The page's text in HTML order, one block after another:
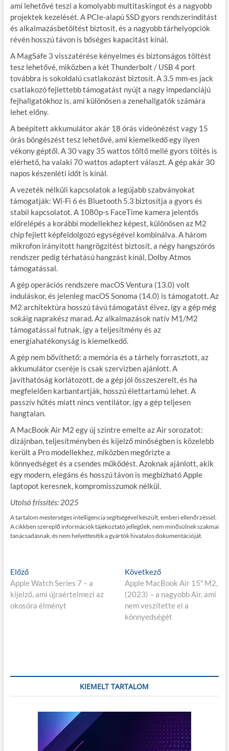
ami lehetővé teszi a komolyabb multitaskingot és a nagyobb
projektek kezelését. A PCIe-alapú SSD gyors rendszerindítást
és alkalmazásbetöltést biztosít, és a nagyobb tárhelyopciók
révén hosszú távon is bőséges kapacitást kínál.
A MagSafe 3 visszatérése kényelmes és biztonságos töltést
tesz lehetővé, miközben a két Thunderbolt / USB 4 port
továbbra is sokoldalú csatlakozást biztosít. A 3.5 mm-es jack
csatlakozó fejlettebb támogatást nyújt a nagy impedanciájú
fejhallgatókhoz is, ami különösen a zenehallgatók számára
lehet előny.
A beépített akkumulátor akár 18 órás videónézést vagy 15
órás böngészést tesz lehetővé, ami kiemelkedő egy ilyen
vékony géptől. A 30 vagy 35 wattos töltő mellé gyors töltés is
elérhető, ha valaki 70 wattos adaptert választ. A gép akár 30
napos készenléti időt is kínál.
A vezeték nélküli kapcsolatok a legújabb szabványokat
támogatják: Wi-Fi 6 és Bluetooth 5.3 biztosítja a gyors és
stabil kapcsolatot. A 1080p-s FaceTime kamera jelentős
előrelépés a korábbi modellekhez képest, különösen az M2
chip fejlett képfeldolgozó egységével kombinálva. A három
mikrofon irányított hangrögzítést biztosít, a négy hangszórós
rendszer pedig térhatású hangzást kínál, Dolby Atmos
támogatással.
A gép operációs rendszere macOS Ventura (13.0) volt
induláskor, és jelenleg macOS Sonoma (14.0) is támogatott. Az
M2 architektúra hosszú távú támogatást élvez, így a gép még
sokáig naprakész marad. Az alkalmazások natív M1/M2
támogatással futnak, így a teljesítmény és az
energiahatékonyság is kiemelkedő.
A gép nem bővíthető: a memória és a tárhely forrasztott, az
akkumulátor cseréje is csak szervizben ajánlott. A
javíthatóság korlátozott, de a gép jól összeszerelt, és ha
megfelelően karbantartják, hosszú élettartamú lehet. A
passzív hűtés miatt nincs ventilátor, így a gép teljesen
hangtalan.
A MacBook Air M2 egy új szintre emelte az Air sorozatot:
dizájnban, teljesítményben és kijelző minőségben is közelebb
került a Pro modellekhez, miközben megőrizte a
könnyedséget és a csendes működést. Azoknak ajánlott, akik
egy modern, elegáns és hosszú távon is megbízható Apple
laptopot keresnek, kompromisszumok nélkül.
Utolsó frissítés: 2025
A tartalom mesterséges intelligencia segítségével készült, emberi ellenőrzéssel.
A cikkben szereplő információk tájékoztató jellegűek, nem minősülnek szakmai
tanácsadásnak, és nem helyettesítik a gyártók hivatalos dokumentációját.
Bejegyzés
navigáció
ElőzőE
l
ő
z
Apple Watch Series 7 – a
kijelző, ami újraértelmezi az
okosóra élményt
KövetkezőK
ö
v
e
t
s
Apple MacBook Air 15″ M2,
(2023) – a nagyobb Air, ami
nem veszítette el a
könnyedségét
KIEMELT TARTALOM